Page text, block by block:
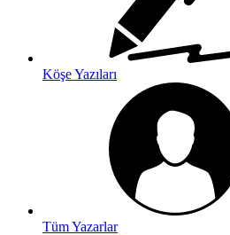
Köşe Yazıları
Tüm Yazarlar